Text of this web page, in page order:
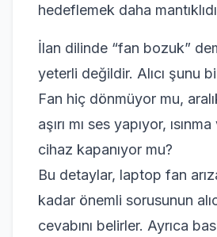
hedeflemek daha
İlan dilinde “fan bozuk”
yeterli değildir. Alıcı şunu
Fan hiç dönmüyor mu,
aşırı mı ses yapıyor, ısınma
cihaz kapanıyor mu?
Bu detaylar, laptop fan
kadar önemli sorusunun
cevabını belirler. Ayrıca